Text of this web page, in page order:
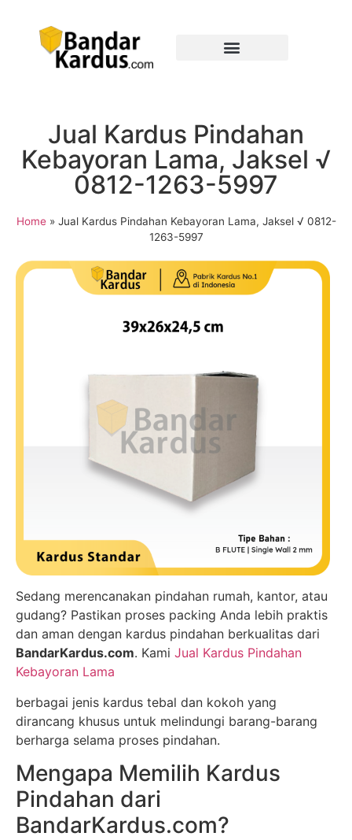
Jual Kardus Pindahan
Kebayoran Lama, Jaksel √
0812-1263-5997
Home» Jual Kardus Pindahan Kebayoran Lama, Jaksel √ 0812-
1263-5997
Sedang merencanakan pindahan rumah, kantor, atau
gudang? Pastikan proses packing Anda lebih praktis
dan aman dengan kardus pindahan berkualitas dari
BandarKardus.com. Kami Jual Kardus Pindahan
Kebayoran Lama
berbagai jenis kardus tebal dan kokoh yang
dirancang khusus untuk melindungi barang-barang
berharga selama proses pindahan.
Mengapa Memilih Kardus
Pindahan dari
BandarKardus.com?